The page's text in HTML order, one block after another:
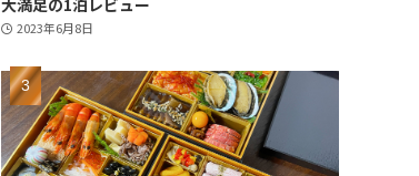
2023年6月8日